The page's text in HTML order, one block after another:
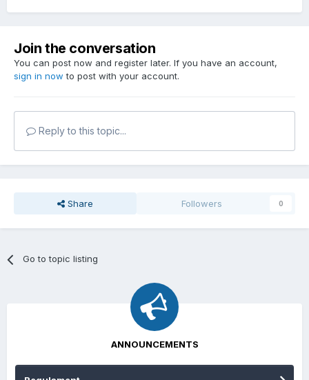
Join the conversation
You can post now and register later. If you have an account,
sign in now to post with your account.
Reply to this topic...
Share Followers 0
Go to topic listing
ANNOUNCEMENTS